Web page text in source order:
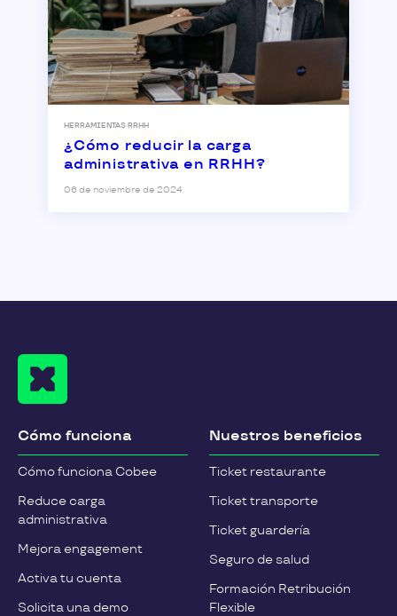
HERRAMIENTAS RRHH
¿Cómo reducir la carga
administrativa en RRHH?
06 de noviembre de 2024
Cómo funciona
Cómo funciona Cobee
Reduce carga
administrativa
Mejora engagement
Activa tu cuenta
Solicita una demo
Nuestros beneficios
Ticket restaurante
Ticket transporte
Ticket guardería
Seguro de salud
Formación Retribución
Flexible